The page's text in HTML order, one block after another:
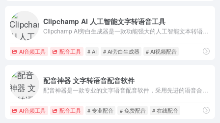
Clipchamp AI 人工智能文字转语音工具
AI音频工具 配音工具 # AI # AI旁白生成器 # AI视频配音
配音神器 文字转语音配音软件
AI音频工具 配音工具 # 专业配音 # 免费配音 # 在线配音